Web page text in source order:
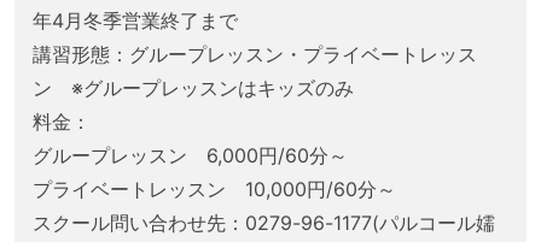
年4月冬季営業終了まで
講習形態：グループレッスン・プライベートレッス
ン ※グループレッスンはキッズのみ
料金：
グループレッスン 6,000円/60分～
プライベートレッスン 10,000円/60分～
スクール問い合わせ先：0279-96-1177(パルコール嬬